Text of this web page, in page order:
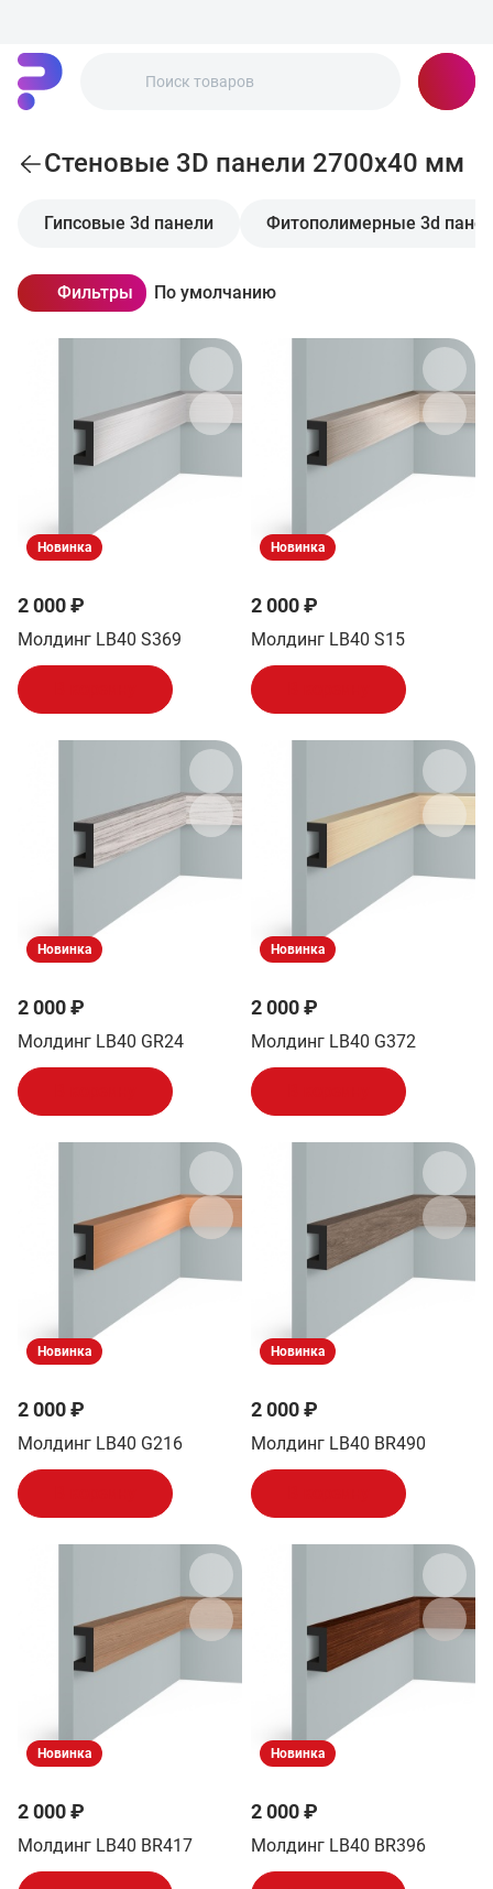
Стеновые 3D панели 2700x40 мм
Гипсовые 3d панели Фитополимерные 3d
Фильтры По умолчанию
Новинка
2 000 ₽
Молдинг LB40 S369
Новинка
2 000 ₽
Молдинг LB40 S15
Новинка
2 000 ₽
Молдинг LB40 GR24
Новинка
2 000 ₽
Молдинг LB40 G372
Новинка
2 000 ₽
Молдинг LB40 G216
Новинка
2 000 ₽
Молдинг LB40 BR490
Новинка
2 000 ₽
Молдинг LB40 BR417
Новинка
2 000 ₽
Молдинг LB40 BR396